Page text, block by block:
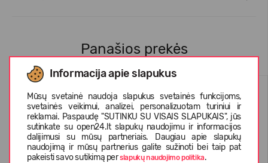
Informacija apie slapukus
Mūsų svetainė naudoja slapukus svetainės funkcijoms,
svetainės veikimui, analizei, personalizuotam turiniui ir
reklamai. Paspaudę "SUTINKU SU VISAIS SLAPUKAIS", jūs
sutinkate su open24.lt slapukų naudojimu ir informacijos
dalijimusi su mūsų partneriais. Daugiau apie slapukų
naudojimą ir mūsų partnerius galite sužinoti bei taip pat
pakeisti savo sutikimą perslapukų naudojimo politika.
Panašios prekės